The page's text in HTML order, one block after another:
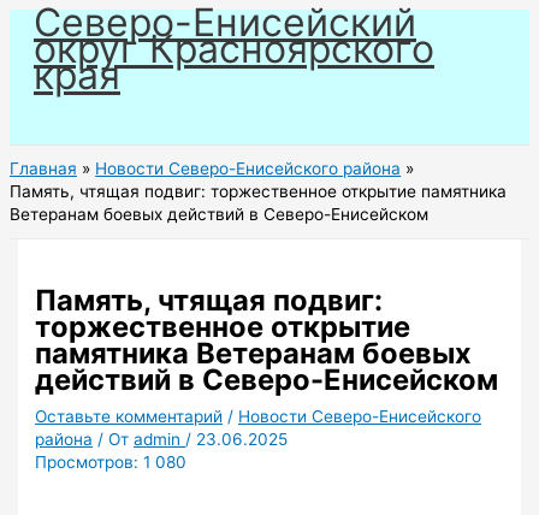
Перейти
содержимому
Северо-Енисейский
округ Красноярского
края
Главная
Новости Северо-Енисейского района
Память, чтящая подвиг: торжественное открытие памятника
Ветеранам боевых действий в Северо-Енисейском
Память, чтящая подвиг:
торжественное открытие
памятника Ветеранам боевых
действий в Северо-Енисейском
Оставьте комментарий / Новости Северо-Енисейского
района / Отadmin / 23.06.2025
Просмотров: 1 080